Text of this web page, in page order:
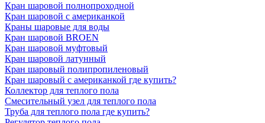
Кран шаровой полнопроходной
Кран шаровой с американкой
Краны шаровые для воды
Кран шаровой BROEN
Кран шаровой муфтовый
Кран шаровой латунный
Кран шаровый полипропиленовый
Кран шаровый с американкой где купить?
Коллектор для теплого пола
Смесительный узел для теплого пола
Труба для теплого пола где купить?